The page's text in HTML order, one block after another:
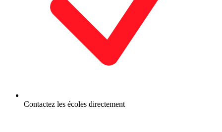
Contactez les écoles directement